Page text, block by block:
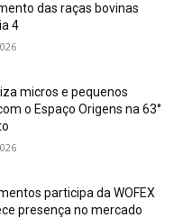
das raças bovinas
4
micros e pequenos
o Espaço Origens na 63°
participa da WOFEX
presença no mercado